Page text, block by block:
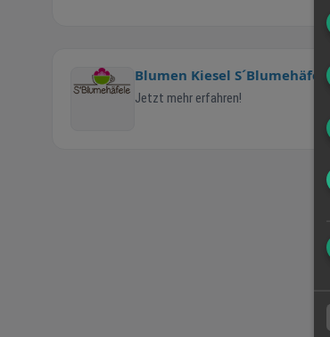
Blumen Kiesel S´Blumehäfele